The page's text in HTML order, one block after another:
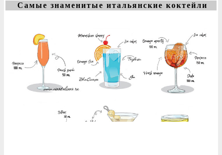
Самые знаменитые итальянские коктейли